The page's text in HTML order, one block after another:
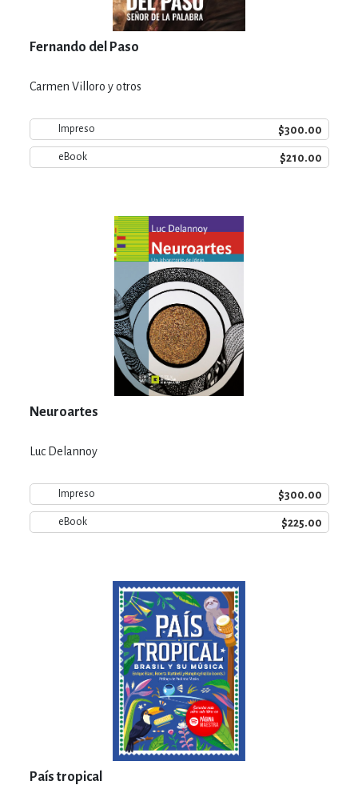
Fernando del Paso
Carmen Villoro y otros
Impreso $300.00
eBook $210.00
Neuroartes
Luc Delannoy
Impreso $300.00
eBook $225.00
País tropical